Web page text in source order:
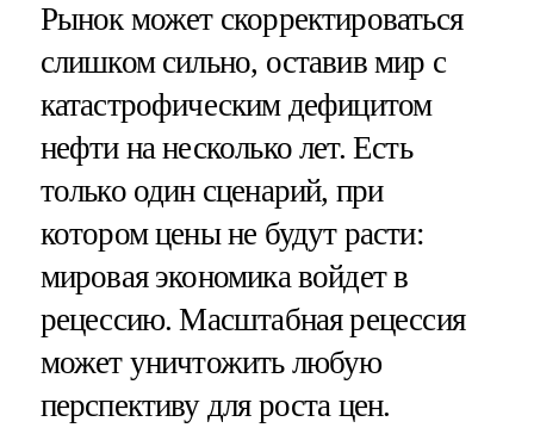
Рынок может скорректироваться
слишком сильно, оставив мир с
катастрофическим дефицитом
нефти на несколько лет. Есть
только один сценарий, при
котором цены не будут расти:
мировая экономика войдет в
рецессию. Масштабная рецессия
может уничтожить любую
перспективу для роста цен.